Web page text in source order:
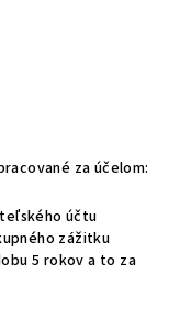
za účelom:
účtu
zážitku
u 5 rokov a to za